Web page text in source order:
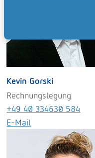
Kevin Gorski
Rechnungslegung
+49 40 334630 584
E-Mail